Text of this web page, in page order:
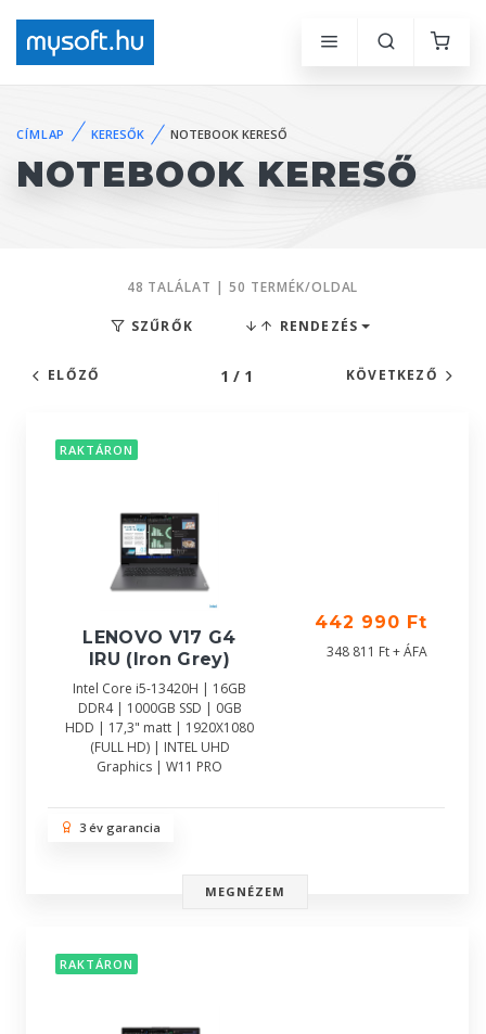
CÍMLAP KERESŐK NOTEBOOK KERESŐ
NOTEBOOK KERESŐ
48 TALÁLAT | 50 TERMÉK/OLDAL
SZŰRŐK RENDEZÉS
ELŐZŐ 1 / 1 KÖVETKEZŐ
RAKTÁRON
LENOVO V17 G4
IRU (Iron Grey)
Intel Core i5-13420H | 16GB
DDR4 | 1000GB SSD | 0GB
HDD | 17,3" matt | 1920X1080
(FULL HD) | INTEL UHD
Graphics | W11 PRO
442 990 Ft
348 811 Ft + ÁFA
3 év garancia
MEGNÉZEM
RAKTÁRON